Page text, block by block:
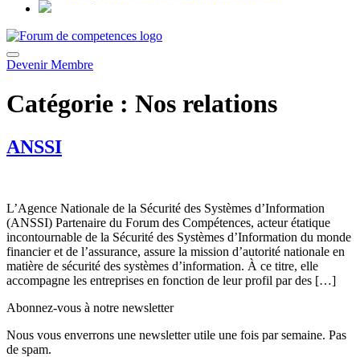
Devenir Membre
Catégorie : Nos relations
ANSSI
L’Agence Nationale de la Sécurité des Systèmes d’Information
(ANSSI) Partenaire du Forum des Compétences, acteur étatique
incontournable de la Sécurité des Systèmes d’Information du monde
financier et de l’assurance, assure la mission d’autorité nationale en
matière de sécurité des systèmes d’information. À ce titre, elle
accompagne les entreprises en fonction de leur profil par des […]
Abonnez-vous à notre newsletter
Nous vous enverrons une newsletter utile une fois par semaine. Pas
de spam.